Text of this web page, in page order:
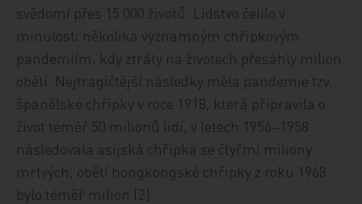
svědomí přes 15 000 životů. Lidstvo čelilo v
minulosti několika významným chřipkovým
pandemiím, kdy ztráty na životech přesáhly milion
obětí. Nejtragičtější následky měla pandemie tzv.
španělské chřipky v roce 1918, která připravila o
život téměř 50 milionů lidí, v letech 1956–1958
následovala asijská chřipka se čtyřmi miliony
mrtvých, obětí hongkongské chřipky z roku 1968
bylo téměř milion [2].